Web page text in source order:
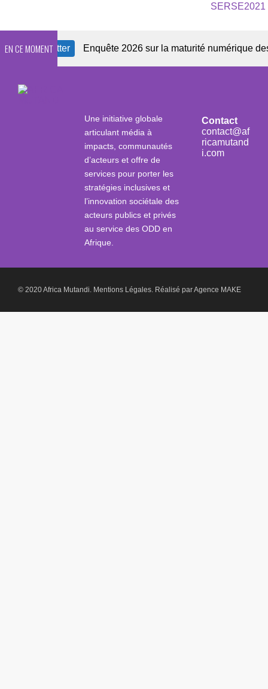
SERSE2021
EN CE MOMENT Enquête 2026 sur la maturité numérique des
Une initiative globale
articulant média à
impacts, communautés
d’acteurs et offre de
services pour porter les
stratégies inclusives et
l’innovation sociétale des
acteurs publics et privés
au service des ODD en
Afrique.
Contact
contact@af
ricamutand
i.com
© 2020 Africa Mutandi. Mentions Légales. Réalisé parAgence MAKE